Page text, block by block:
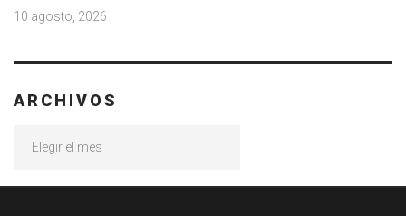
10 agosto, 2026
ARCHIVOS